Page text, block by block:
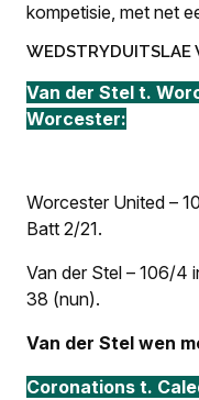
kompetisie, met net
WEDSTRYDUITSLAE
Van der Stel t.
Worcester:
Worcester United –
Batt 2/21.
Van der Stel – 106/4
38 (nun).
Van der Stel wen
Coronations t.